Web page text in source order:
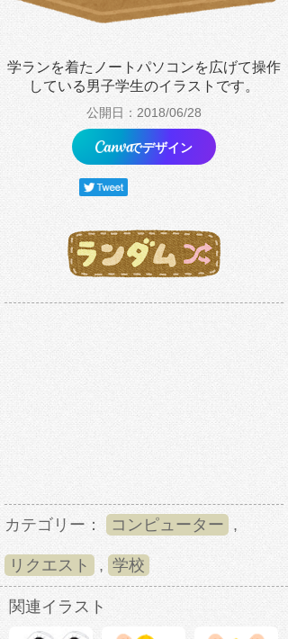
学ランを着たノートパソコンを広げて操作
している男子学生のイラストです。
公開日：2018/06/28
でデザイン
カテゴリー： コンピューター ,
リクエスト , 学校
関連イラスト